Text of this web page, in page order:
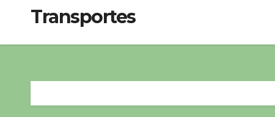
Transportes